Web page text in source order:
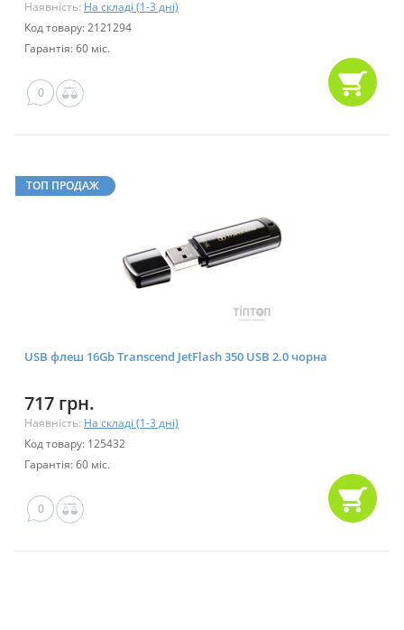
Наявність: На складі (1-3 дні)
Код товару: 2121294
Гарантія: 60 міс.
0
ТОП ПРОДАЖ
USB флеш 16Gb Transcend JetFlash 350 USB 2.0 чорна
717 грн.
Наявність: На складі (1-3 дні)
Код товару: 125432
Гарантія: 60 міс.
0